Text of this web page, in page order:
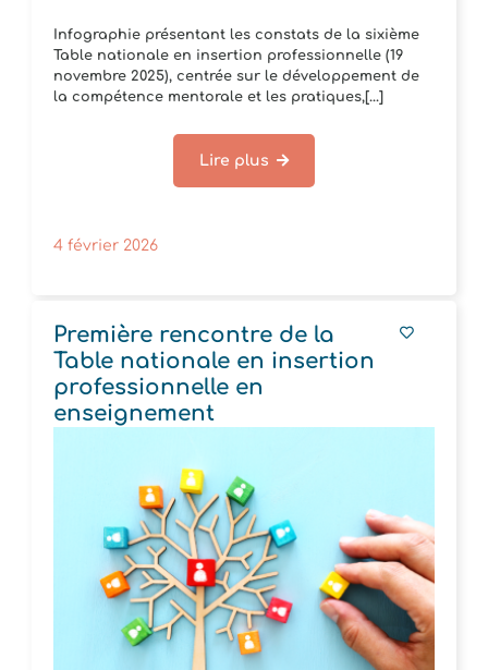
Infographie présentant les constats de la sixième
Table nationale en insertion professionnelle (19
novembre 2025), centrée sur le développement de
la compétence mentorale et les pratiques,[...]
Lire plus
4 février 2026
Première rencontre de la
Table nationale en insertion
professionnelle en
enseignement